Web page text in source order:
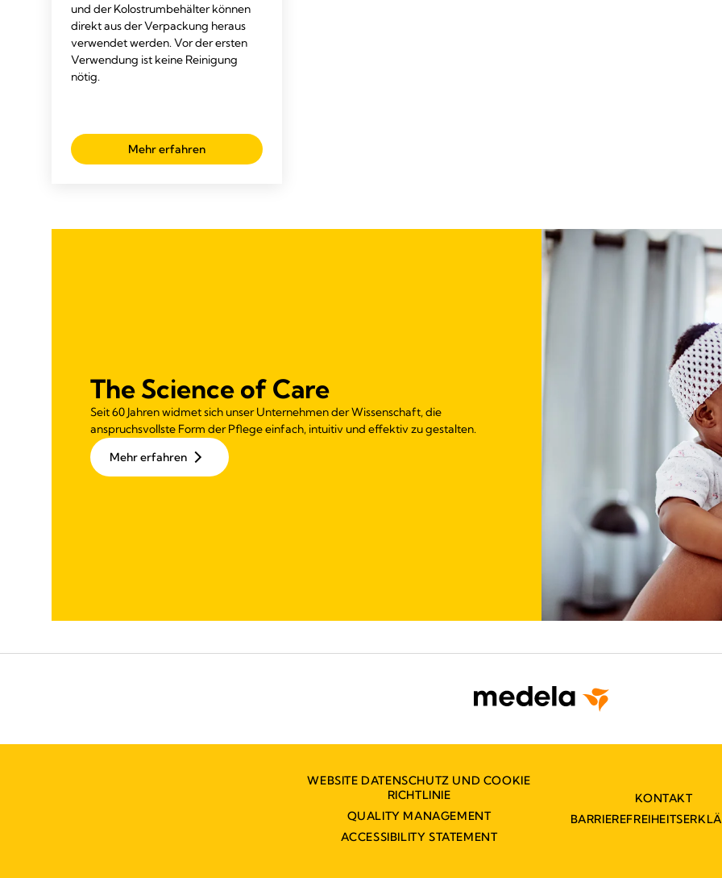
und der Kolostrumbehälter können
direkt aus der Verpackung heraus
verwendet werden. Vor der ersten
Verwendung ist keine Reinigung
nötig.
Mehr erfahren
The Science of Care
Seit 60 Jahren widmet sich unser Unternehmen der Wissenschaft, die
anspruchsvollste Form der Pflege einfach, intuitiv und effektiv zu gestalten.
Mehr erfahren
WEBSITE DATENSCHUTZ UND COOKIE
RICHTLINIE
QUALITY MANAGEMENT
ACCESSIBILITY STATEMENT
KONTAKT